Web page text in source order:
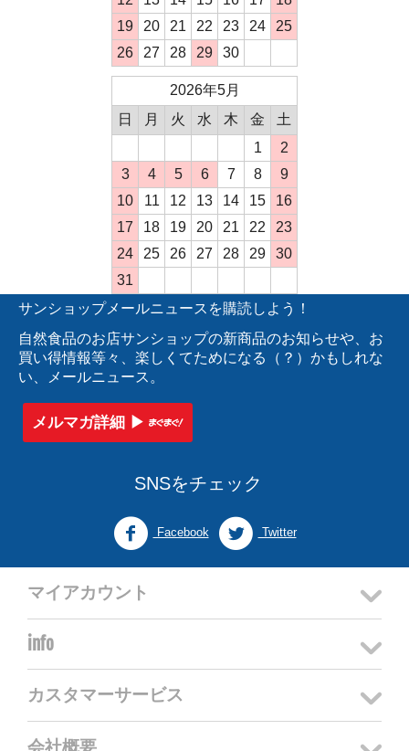
19
20 21 22 23 24
25
26
27 28 29 30
2026年5月
日
月 火 水 木 金
土
1
2
3
4 5 6 7 8
9
10
11 12 13 14 15
16
17
18 19 20 21 22
23
24
25 26 27 28 29
30
31
サンショップメールニュースを購読しよう！
自然食品のお店サンショップの新商品のお知らせや、お
買い得情報等々、楽しくてためになる（？）かもしれな
い、メールニュース。
メルマガ詳細 ▶︎
SNSをチェック
Facebook Twitter
マイアカウント
info
カスタマーサービス